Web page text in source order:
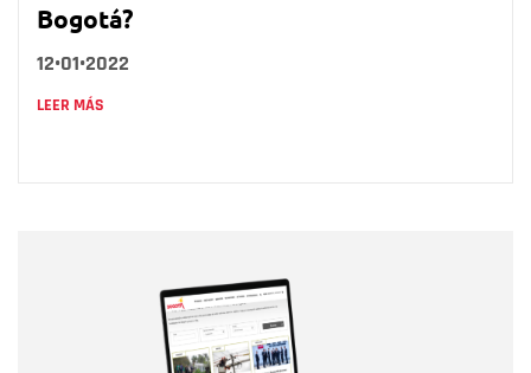
Bogotá?
12•01•2022
LEER MÁS
Correo electrónico